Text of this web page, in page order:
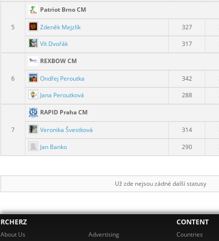
5
Patriot Brno CM
Zdeněk Mejzlík 327
Vít Dvořák
317
6
REXBOW CM
Ondřej Peroutka 342
Jana Peroutková
288
7
RAPID Praha CM
Veronika Švestková 314
Jan Banko 290
Už zde nejsou zádné další statusy
RCHERZ
About Us
Advertising
CONTENT
Countries